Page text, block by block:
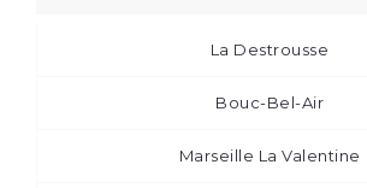
La Destrousse
Bouc-Bel-Air
Marseille La Valentine